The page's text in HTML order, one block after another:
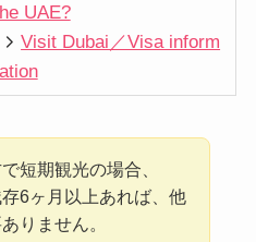
he UAE?
Visit Dubai／Visa inform
ation
短期観光の場合、
6ヶ月以上あれば、他
りません。